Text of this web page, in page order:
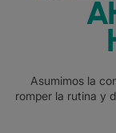
Asumimos la
romper la rutina y